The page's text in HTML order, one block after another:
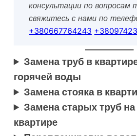
консультации по вопросам
свяжитесь с нами по
+380667764243
Замена труб в
горячей воды
Замена стояка в
Замена старых труб
квартире